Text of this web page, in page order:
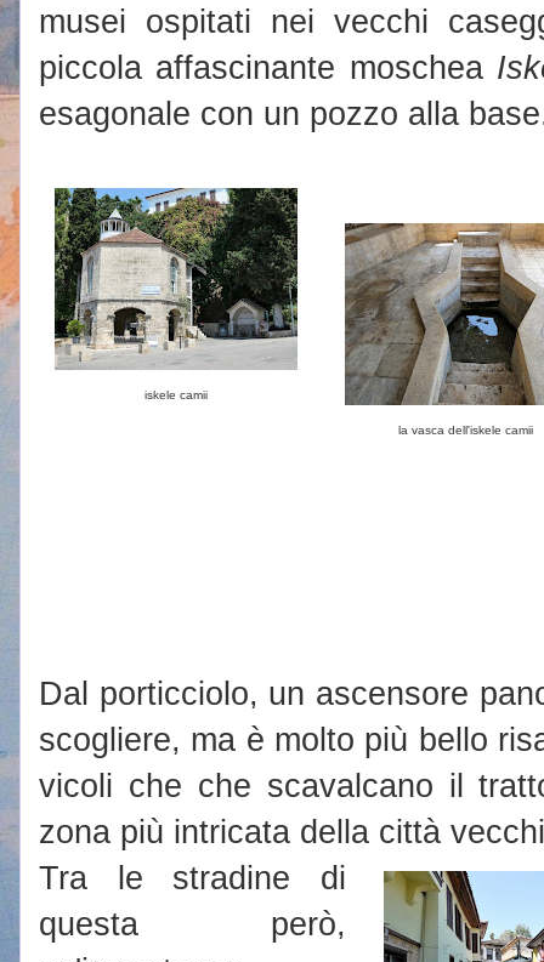
musei ospitati nei vecchi
piccola affascinante moschea
esagonale con un pozzo alla
iskele camii
la vasca dell'iskele camii
Dal porticciolo, un ascensore
scogliere, ma è molto più bello
vicoli che che scavalcano il
zona più intricata della città
Tra le stradine di
questa però,